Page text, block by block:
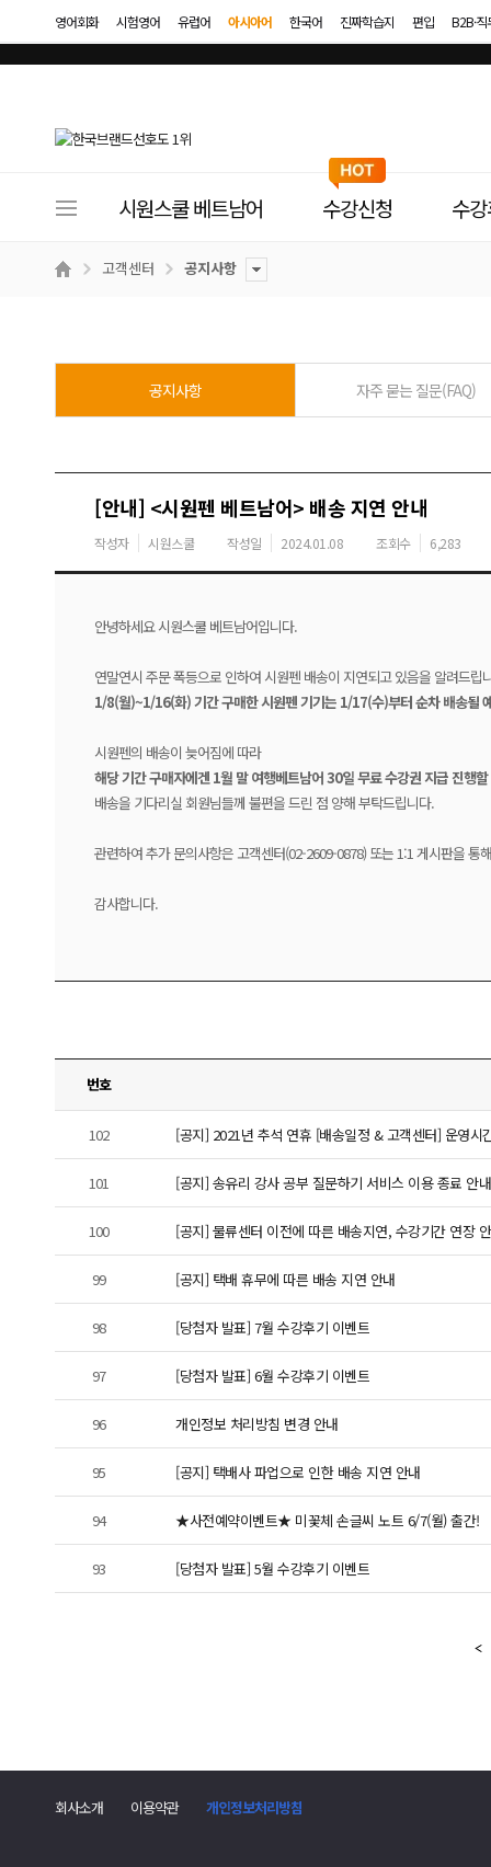
영어회화 시험영어 유럽어 아시아어 한국어 진짜학습지 편입 B2B·
이
메
시원스쿨 베트남어 수강신청 수
고객센터 공지사항
공지사항 자주 묻는 질문(FAQ)
[안내] <시원펜 베트남어> 배송 지연 안내
작성자 시원스쿨 작성일 2024.01.08 조회수 6,283
안녕하세요 시원스쿨 베트남어입니다.
연말연시 주문 폭등으로 인하여 시원펜 배송이 지연되고 있음을 알려드립
1/8(월)~1/16(화) 기간 구매한 시원펜 기기는 1/17(수)부터 순차 배송될
시원펜의 배송이 늦어짐에 따라
해당 기간 구매자에겐 1월 말 여행베트남어 30일 무료 수강권 지급 진행
배송을 기다리실 회원님들께 불편을 드린 점 양해 부탁드립니다.
관련하여 추가 문의사항은 고객센터(02-2609-0878) 또는 1:1 게시판을 통
감사합니다.
번호
102 [공지] 2021년 추석 연휴 [배송일정 & 고객센터] 운영시
101 [공지] 송유리 강사 공부 질문하기 서비스 이용 종료 안내
100 [공지] 물류센터 이전에 따른 배송지연, 수강기간 연장
99 [공지] 택배 휴무에 따른 배송 지연 안내
98 [당첨자 발표] 7월 수강후기 이벤트
97 [당첨자 발표] 6월 수강후기 이벤트
96 개인정보 처리방침 변경 안내
95 [공지] 택배사 파업으로 인한 배송 지연 안내
94 ★사전예약이벤트★ 미꽃체 손글씨 노트 6/7(월) 출간!
93 [당첨자 발표] 5월 수강후기 이벤트
회사소개 이용약관 개인정보처리방침